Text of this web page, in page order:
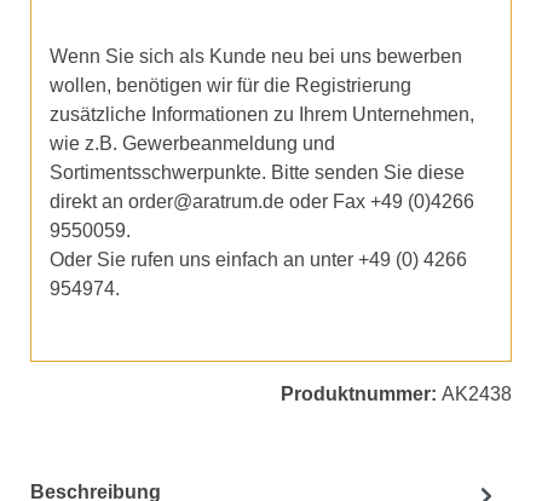
Wenn Sie sich als Kunde neu bei uns bewerben
wollen, benötigen wir für die Registrierung
zusätzliche Informationen zu Ihrem Unternehmen,
wie z.B. Gewerbeanmeldung und
Sortimentsschwerpunkte. Bitte senden Sie diese
direkt an order@aratrum.de oder Fax +49 (0)4266
9550059.
Oder Sie rufen uns einfach an unter +49 (0) 4266
954974.
Produktnummer: AK2438
Beschreibung